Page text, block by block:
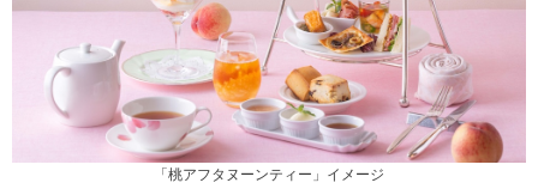
「桃アフタヌーンティー」イメージ